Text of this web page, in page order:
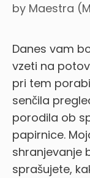
by Maestra
Danes vam
vzeti na
pri tem
senčila
porodila ob
papirnice.
shranjevanje
sprašujete,